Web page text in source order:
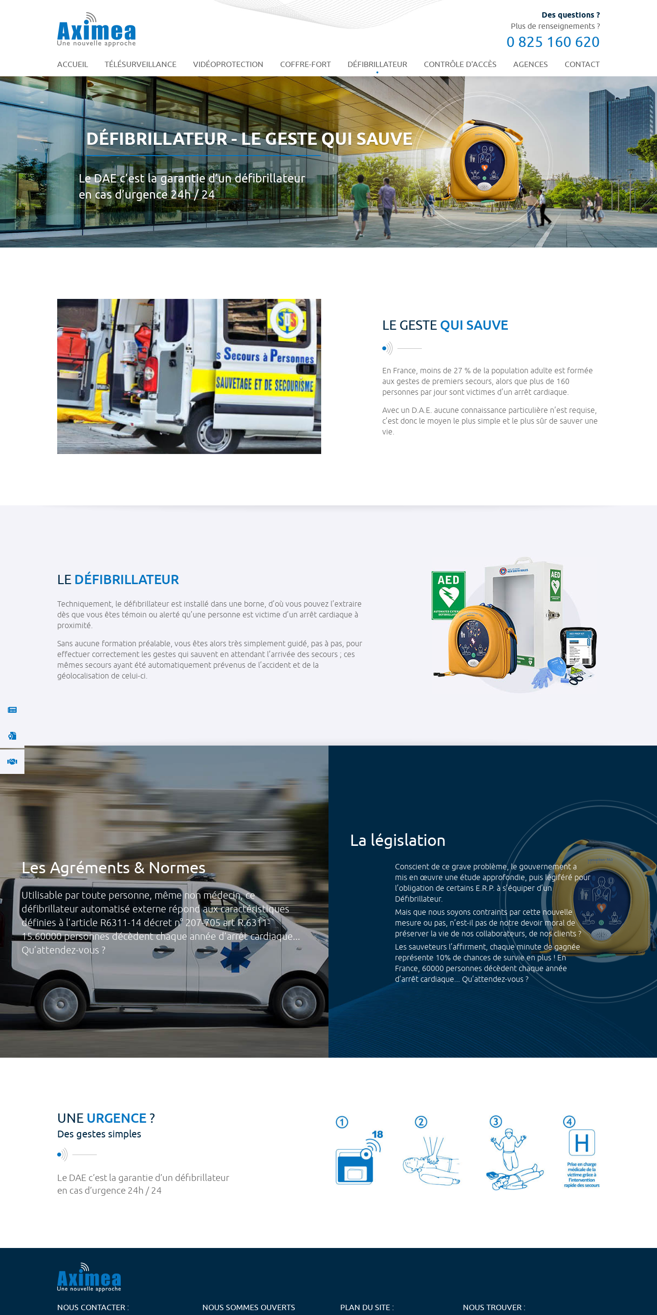
Des questions ?
Plus de renseignements ?
0 825 160 620
ACCUEIL TÉLÉSURVEILLANCE VIDÉOPROTECTION COFFRE-FORT DÉFIBRILLATEUR CONTRÔLE D'ACCÈS AGENCES CONTACT



269 Avenue Jean Moulin
08 25 16 06 20
DÉFIBRILLATEUR - LE GESTE QUI SAUVE
Le DAE c’est la garantie d’un défibrillateur
en cas d’urgence 24h / 24
LE GESTE QUI SAUVE
En France, moins de 27 % de la population adulte est formée
aux gestes de premiers secours, alors que plus de 160
personnes par jour sont victimes d’un arrêt cardiaque.
Avec un D.A.E. aucune connaissance particulière n’est requise,
c’est donc le moyen le plus simple et le plus sûr de sauver une
vie.
LE DÉFIBRILLATEUR
Techniquement, le défibrillateur est installé dans une borne, d’où vous pouvez l’extraire
dès que vous êtes témoin ou alerté qu’une personne est victime d’un arrêt cardiaque à
proximité.
Sans aucune formation préalable, vous êtes alors très simplement guidé, pas à pas, pour
effectuer correctement les gestes qui sauvent en attendant l’arrivée des secours ; ces
mêmes secours ayant été automatiquement prévenus de l’accident et de la
géolocalisation de celui-ci.
Les Agréments & Normes
Utilisable par toute personne, même non médecin, ce
défibrillateur automatisé externe répond aux caractéristiques
définies à l’article R6311-14 décret n° 207-705 art R.6311-
15.60000 personnes décèdent chaque année d’arrêt cardiaque...
Qu’attendez-vous ?
La législation
Conscient de ce grave problème, le gouvernement a
mis en œuvre une étude approfondie, puis légiféré pour
l’obligation de certains E.R.P. à s’équiper d’un
Défibrillateur.
Mais que nous soyons contraints par cette nouvelle
mesure ou pas, n’est-il pas de notre devoir moral de
préserver la vie de nos collaborateurs, de nos clients ?
Les sauveteurs l’affirment, chaque minute de gagnée
représente 10% de chances de survie en plus ! En
France, 60000 personnes décèdent chaque année
d’arrêt cardiaque... Qu’attendez-vous ?
UNE URGENCE ?
Des gestes simples
Le DAE c’est la garantie d’un défibrillateur
en cas d’urgence 24h / 24
NOUS CONTACTER : NOUS SOMMES OUVERTS PLAN DU SITE : NOUS TROUVER :